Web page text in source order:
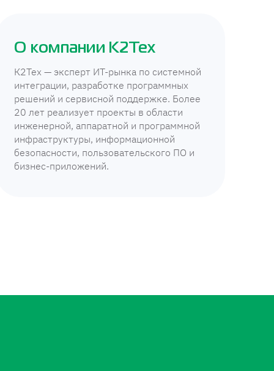
О компании К2Тех
К2Тех — эксперт ИТ-рынка по системной
интеграции, разработке программных
решений и сервисной поддержке. Более
20 лет реализует проекты в области
инженерной, аппаратной и программной
инфраструктуры, информационной
безопасности, пользовательского ПО и
бизнес-приложений.